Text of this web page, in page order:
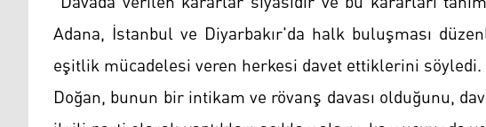
Adana, İstanbul ve Diyarbakır'da halk buluşması
eşitlik mücadelesi veren herkesi davet ettiklerini söyledi.
Doğan, bunun bir intikam ve rövanş davası olduğunu,